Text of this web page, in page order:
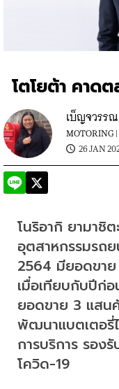
โตโยต้า คาด
เบ็ญจวรรณ
MOTORING |
26 JAN
โนริอากิ ยามาชิ
อุตสาหกรรมรถ
2564 มียอดขา
เมื่อเทียบกับปีก่อ
ยอดขาย 3 แสน
พัฒนาแบตเตอรี่
การบริการ รอง
โควิด-19